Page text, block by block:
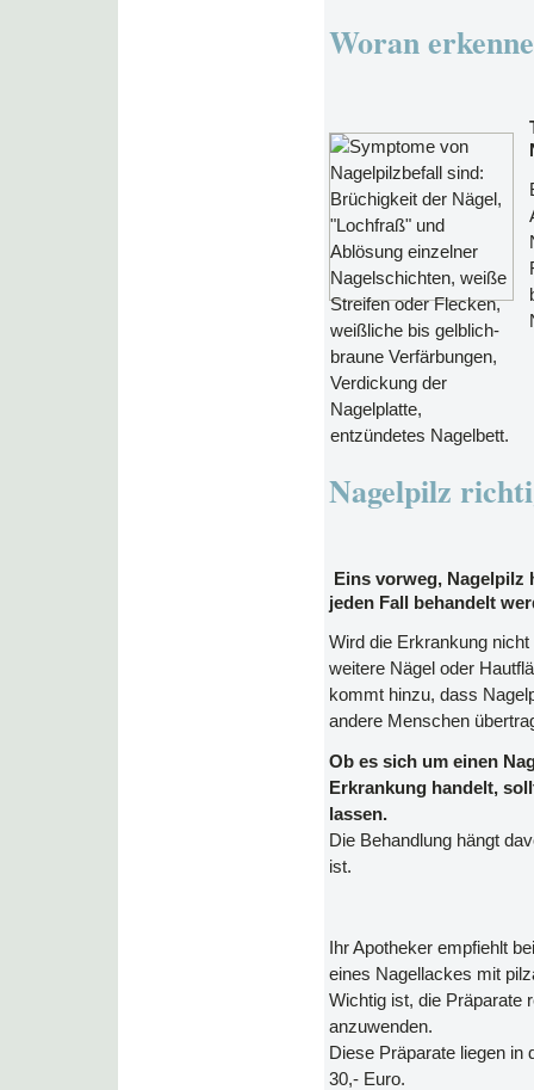
Woran
Nagelpilz
Eins vorweg,
jeden Fall behandelt
Wird die Erkrankung
weitere Nägel oder
kommt hinzu, dass
andere Menschen
Ob es sich um einen
Erkrankung handelt,
lassen.
Die Behandlung hängt
ist.
Ihr Apotheker empfiehlt
eines Nagellackes mit
Wichtig ist, die Präparate
anzuwenden.
Diese Präparate liegen
30,- Euro.